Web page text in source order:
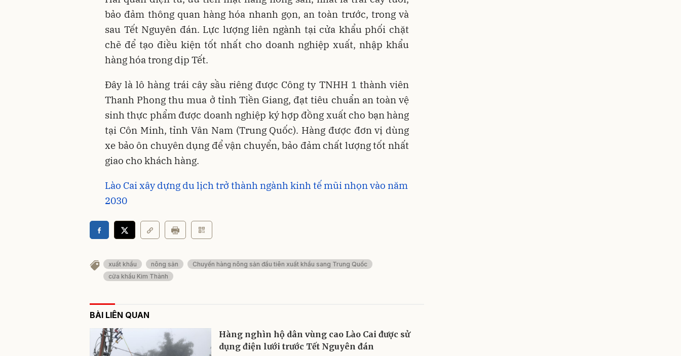
bảo đảm thông quan hàng hóa nhanh gọn, an toàn trước, trong và
sau Tết Nguyên đán. Lực lượng liên ngành tại cửa khẩu phối chặt
chẽ để tạo điều kiện tốt nhất cho doanh nghiệp xuất, nhập khẩu
hàng hóa trong dịp Tết.
Đây là lô hàng trái cây sầu riêng được Công ty TNHH 1 thành viên
Thanh Phong thu mua ở tỉnh Tiền Giang, đạt tiêu chuẩn an toàn vệ
sinh thực phẩm được doanh nghiệp ký hợp đồng xuất cho bạn hàng
tại Côn Minh, tỉnh Vân Nam (Trung Quốc). Hàng được đơn vị dùng
xe bảo ôn chuyên dụng để vận chuyển, bảo đảm chất lượng tốt nhất
giao cho khách hàng.
Lào Cai xây dựng du lịch trở thành ngành kinh tế mũi nhọn vào năm
2030
xuất khẩu nông sản
Chuyến hàng nông sản đầu tiên xuất khẩu sang Trung Quốc
cửa khẩu Kim Thành
BÀI LIÊN QUAN
Hàng nghìn hộ dân vùng cao Lào Cai được sử
dụng điện lưới trước Tết Nguyên đán